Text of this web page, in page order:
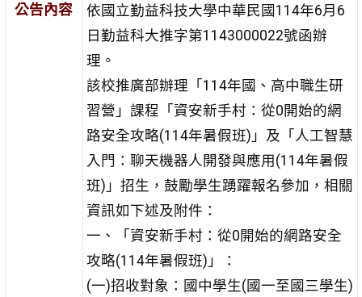
公告內容
依國立勤益科技大學中華民國114年6月6
日勤益科大推字第1143000022號函辦
理。
該校推廣部辦理「114年國、高中職生研
習營」課程「資安新手村：從0開始的網
路安全攻略(114年暑假班)」及「人工智慧
入門：聊天機器人開發與應用(114年暑假
班)」招生，鼓勵學生踴躍報名參加，相關
資訊如下述及附件：
一、「資安新手村：從0開始的網路安全
攻略(114年暑假班)」：
(一)招收對象：國中學生(國一至國三學生)